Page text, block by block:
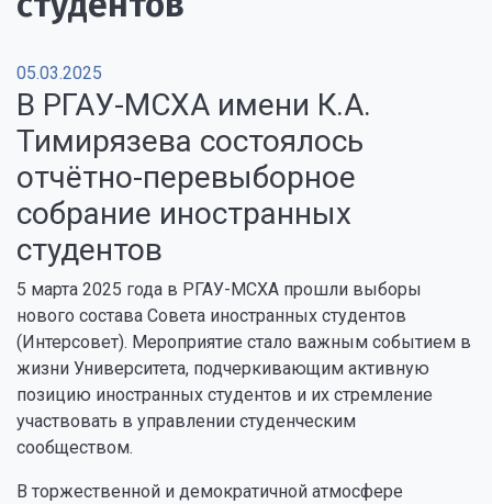
05.03.2025
В РГАУ-МСХА имени К.А.
Тимирязева состоялось
отчётно-перевыборное
собрание иностранных
студентов
5 марта 2025 года в РГАУ-МСХА прошли выборы
нового состава Совета иностранных студентов
(Интерсовет). Мероприятие стало важным событием в
жизни Университета, подчеркивающим активную
позицию иностранных студентов и их стремление
участвовать в управлении студенческим
сообществом.
В торжественной и демократичной атмосфере